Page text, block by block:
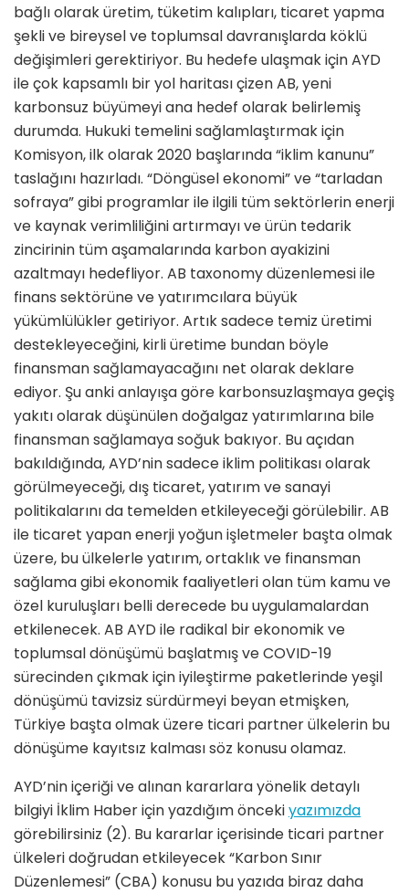
bağlı olarak üretim, tüketim kalıpları, ticaret yapma
şekli ve bireysel ve toplumsal davranışlarda köklü
değişimleri gerektiriyor. Bu hedefe ulaşmak için AYD
ile çok kapsamlı bir yol haritası çizen AB, yeni
karbonsuz büyümeyi ana hedef olarak belirlemiş
durumda. Hukuki temelini sağlamlaştırmak için
Komisyon, ilk olarak 2020 başlarında “iklim kanunu”
taslağını hazırladı. “Döngüsel ekonomi” ve “tarladan
sofraya” gibi programlar ile ilgili tüm sektörlerin enerji
ve kaynak verimliliğini artırmayı ve ürün tedarik
zincirinin tüm aşamalarında karbon ayakizini
azaltmayı hedefliyor. AB taxonomy düzenlemesi ile
finans sektörüne ve yatırımcılara büyük
yükümlülükler getiriyor. Artık sadece temiz üretimi
destekleyeceğini, kirli üretime bundan böyle
finansman sağlamayacağını net olarak deklare
ediyor. Şu anki anlayışa göre karbonsuzlaşmaya geçiş
yakıtı olarak düşünülen doğalgaz yatırımlarına bile
finansman sağlamaya soğuk bakıyor. Bu açıdan
bakıldığında, AYD’nin sadece iklim politikası olarak
görülmeyeceği, dış ticaret, yatırım ve sanayi
politikalarını da temelden etkileyeceği görülebilir. AB
ile ticaret yapan enerji yoğun işletmeler başta olmak
üzere, bu ülkelerle yatırım, ortaklık ve finansman
sağlama gibi ekonomik faaliyetleri olan tüm kamu ve
özel kuruluşları belli derecede bu uygulamalardan
etkilenecek. AB AYD ile radikal bir ekonomik ve
toplumsal dönüşümü başlatmış ve COVID-19
sürecinden çıkmak için iyileştirme paketlerinde yeşil
dönüşümü tavizsiz sürdürmeyi beyan etmişken,
Türkiye başta olmak üzere ticari partner ülkelerin bu
dönüşüme kayıtsız kalması söz konusu olamaz.
AYD’nin içeriği ve alınan kararlara yönelik detaylı
bilgiyi İklim Haber için yazdığım öncekiyazımızda
görebilirsiniz (2). Bu kararlar içerisinde ticari partner
ülkeleri doğrudan etkileyecek “Karbon Sınır
Düzenlemesi” (CBA) konusu bu yazıda biraz daha